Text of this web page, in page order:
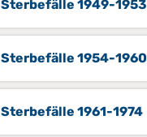
Sterbefälle 1949-1953
Sterbefälle 1954-1960
Sterbefälle 1961-1974